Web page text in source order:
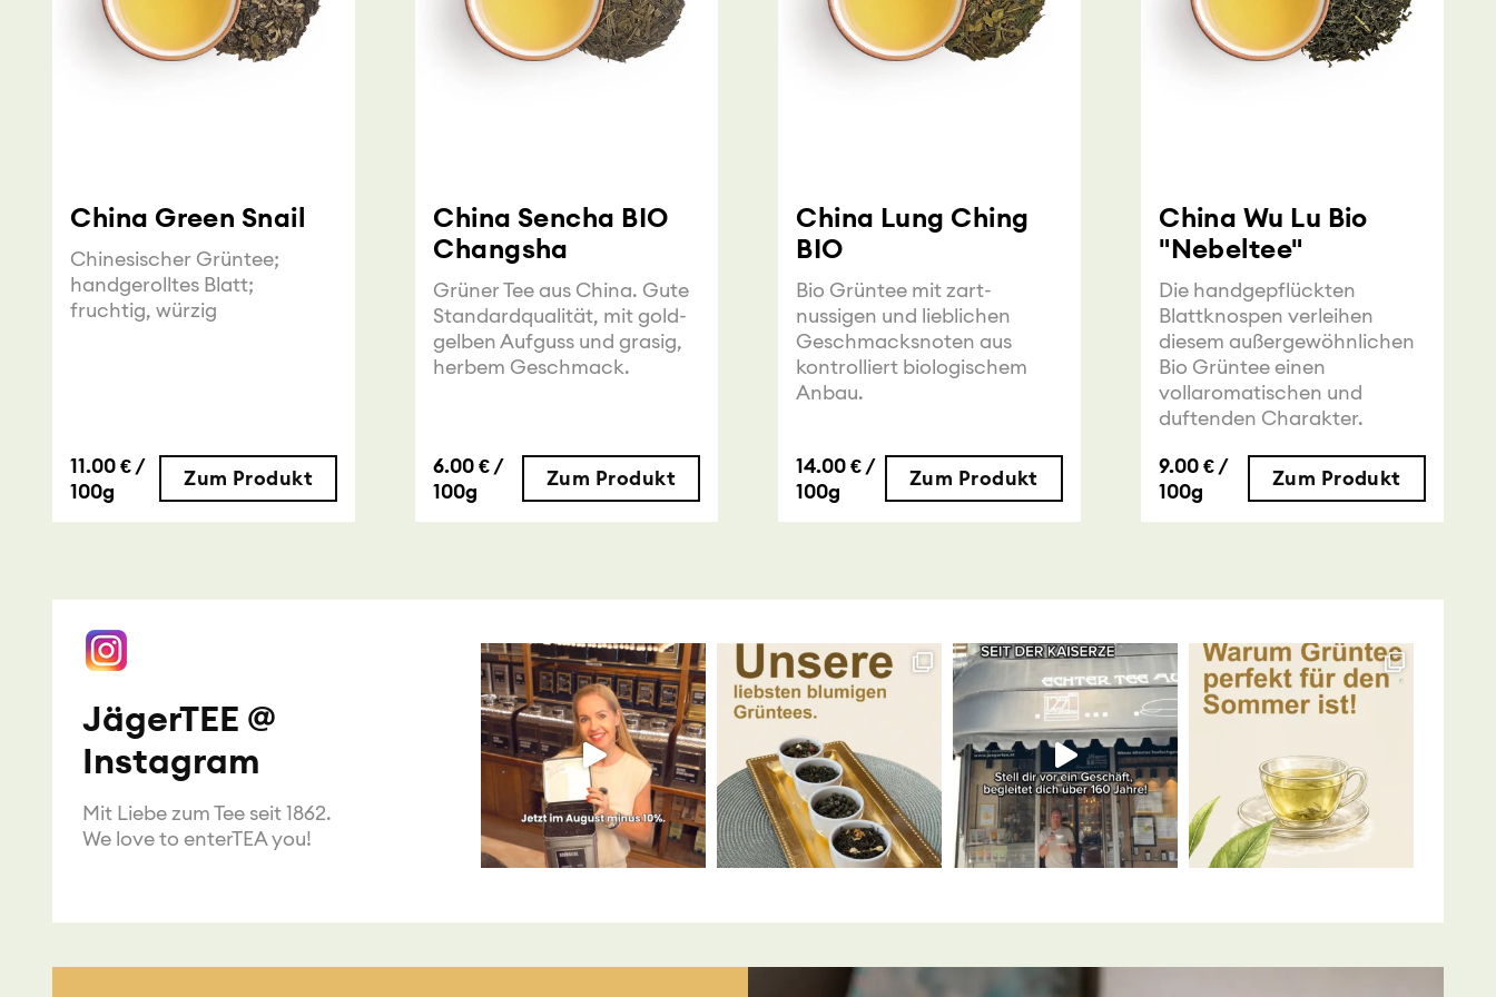
China Green Snail
Chinesischer Grüntee;
handgerolltes Blatt;
fruchtig, würzig
11.00 € /
100g
Zum Produkt
China Sencha BIO
Changsha
Grüner Tee aus China. Gute
Standardqualität, mit gold-
gelben Aufguss und grasig,
herbem Geschmack.
6.00 € /
100g
Zum Produkt
China Lung Ching
BIO
Bio Grüntee mit zart-
nussigen und lieblichen
Geschmacksnoten aus
kontrolliert biologischem
Anbau.
14.00 € /
100g
Zum Produkt
China Wu Lu Bio
"Nebeltee"
Die handgepflückten
Blattknospen verleihen
diesem außergewöhnlichen
Bio Grüntee einen
vollaromatischen und
duftenden Charakter.
9.00 € /
100g
Zum Produkt
JägerTEE @
Instagram
Mit Liebe zum Tee seit 1862.
We love to enterTEA you!